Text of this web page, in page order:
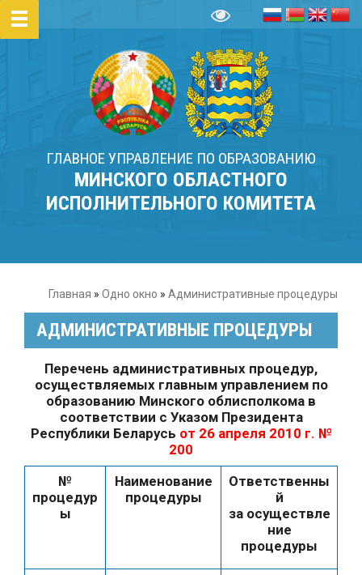
ГЛАВНОЕ УПРАВЛЕНИЕ ПО ОБРАЗОВАНИЮ
МИНСКОГО ОБЛАСТНОГО
ИСПОЛНИТЕЛЬНОГО КОМИТЕТА
Главная » Одно окно » Административные процедуры
АДМИНИСТРАТИВНЫЕ ПРОЦЕДУРЫ
Перечень административных процедур,
осуществляемых главным управлением по
образованию Минского облисполкома в
соответствии с Указом Президента
Республики Беларусь от 26 апреля 2010 г. №
200
№
процедур
ы
Наименование
процедуры
Ответственны
й
за осуществле
ние
процедуры